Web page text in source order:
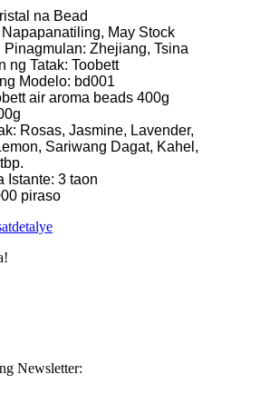
na Bead
Napapanatiling, May Stock
Pinagmulan: Zhejiang, Tsina
ng Tatak: Toobett
Modelo: bd001
air aroma beads 400g
Rosas, Jasmine, Lavender,
Sariwang Dagat, Kahel,
Istante: 3 taon
piraso
detalye
Newsletter: